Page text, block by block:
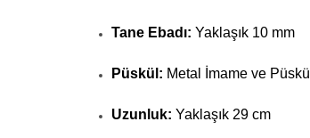
Tane Ebadı: Yaklaşık 10 mm
Püskül: Metal İmame ve Püskül
Uzunluk: Yaklaşık 29 cm